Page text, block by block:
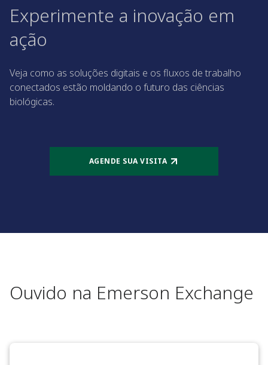
Experimente a inovação em
ação
Veja como as soluções digitais e os fluxos de trabalho
conectados estão moldando o futuro das ciências
biológicas.
AGENDE SUA VISITA
Ouvido na Emerson Exchange